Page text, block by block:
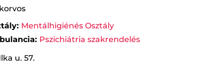
Mentálhigiénés Osztály
Pszichiátria szakrendelés
u. 57.